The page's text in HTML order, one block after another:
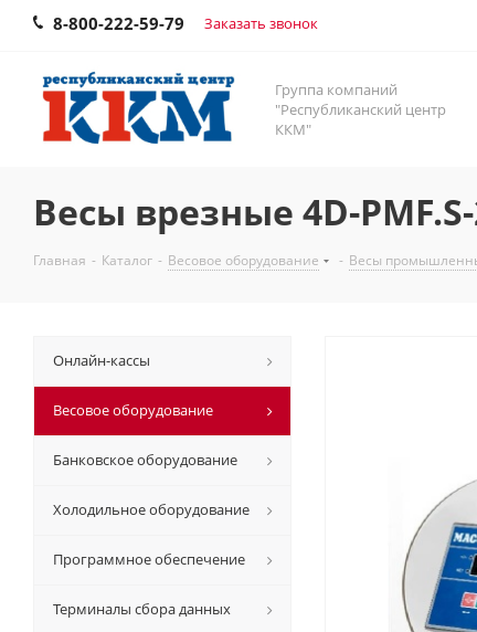
8-800-222-59-79 Заказать звонок
Группа компаний
"Республиканский центр
ККМ"
Весы врезные 4D-PMF.S-
Главная - Каталог - Весовое оборудование - Весы
Онлайн-кассы
Весовое оборудование
Банковское оборудование
Холодильное оборудование
Программное обеспечение
Терминалы сбора данных